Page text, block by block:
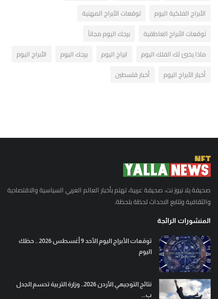
الأبراج الفلكية اليوم
توقعات الأبراج المهنية
توقعات الأبراج العاطفية
برجك اليوم مجاناً
ماذا يخبئ لك الفلك اليوم
ابراج اليوم برجك اليوم
الأبراج اليوم
أخبار الأبراج اليوم
أخبار فلسطين
صحيفة يلا نيوز نت، صحيفة عربية، تهتم بأخبار العالم العربي السياسية والاقتصادية
والثقافية وتتابع الاحداث لحظة بلحظة.
المنشورات الرائجة
توقعات الأبراج اليوم الأحد 9 أغسطس 2026 .. حظك
اليوم
نتائج التوجيهي الأردن 2026.. وزارة التربية تحسم الجدل
ب...